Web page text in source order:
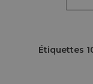
Étiquettes